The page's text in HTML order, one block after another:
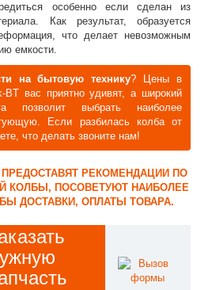
особенно если сделан из
Как результат, образуется
что делает невозможным
емкости.
на бытовую технику? Цены в
BT вас приятно удивят, а широкий
позволит выбрать наиболее
Если разбилась колба от
что делать звоните нам!
РЕКОМЕНДАЦИИ ПО
КОЛБЫ, ПОСОВЕТУЮТ НАИБОЛЕЕ
ДОСТАВКИ, ОПЛАТЫ ТОВАРА.